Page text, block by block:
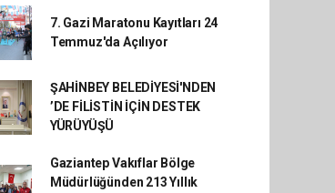
7. Gazi Maratonu Kayıtları 24
Temmuz'da Açılıyor
ŞAHİNBEY BELEDİYESİ'NDEN
’DE FİLİSTİN İÇİN DESTEK
YÜRÜYÜŞÜ
Gaziantep Vakıflar Bölge
Müdürlüğünden 213 Yıllık